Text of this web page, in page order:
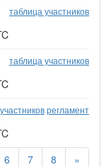
таблица участников
таблица участников
регламент
6 7 8 »